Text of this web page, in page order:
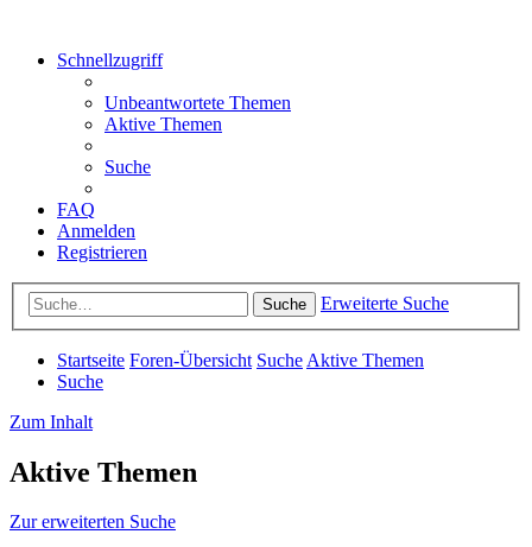
Schnellzugriff
Unbeantwortete Themen
Aktive Themen
Suche
FAQ
Anmelden
Registrieren
Suche Erweiterte Suche
Startseite Foren-Übersicht Suche Aktive Themen
Suche
Zum Inhalt
Aktive Themen
Zur erweiterten Suche